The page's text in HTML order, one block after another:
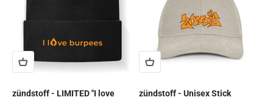
zündstoff - LIMITED "I love
zündstoff - Unisex Stick